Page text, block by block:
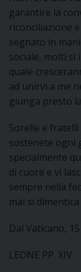
garantire la
riconciliazione
segnato in
sociale, molti si
quale
ad unirvi a me
giunga presto
Sorelle e
sostenete ogni
specialmente
di cuore e vi
sempre nella
mai si
Dal Vaticano,
LEONE PP. XIV